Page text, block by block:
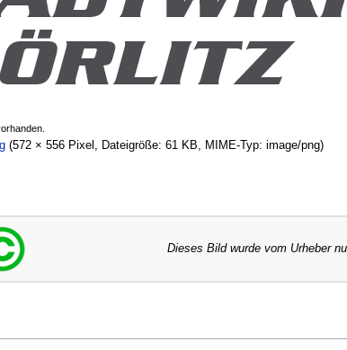
‎ (572 × 556 Pixel, Dateigröße: 61 KB, MIME-Typ: image/png)
Dieses Bild wurde vom Urheber